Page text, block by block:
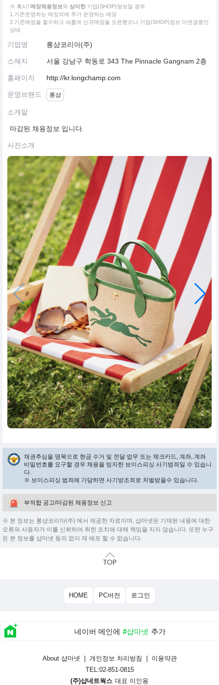
※ 혹시! 매장채용정보와 상이한 기업(SHOP)정보일 경우
1.기존운영하는 매장외에 추가 운영하는 매장
2.기존매장을 철수하고 새롭게 신규매장을 오픈했으나 기업(SHOP)정보 미변경중인
상태
기업명 롱샴코리아(주)
소재지 서울 강남구 학동로 343 The Pinnacle Gangnam 2층
홈페이지 http://kr.longchamp.com
운영브랜드 롱샴
소개말
마감된 채용정보 입니다.
사진소개
채권추심을 명목으로 현금 수거 및 전달 업무 또는 체크카드, 계좌, 계좌
비밀번호를 요구할 경우 채용을 빙자한 보이스피싱 사기범죄일 수 있습니
다.
※ 보이스피싱 범죄에 가담하면 사기방조죄로 처벌받을수 있습니다.
부적합 공고/마감된 채용정보 신고
※ 본 정보는 롱샴코리아(주) 에서 제공한 자료이며, 샵마넷은 기재된 내용에 대한
오류와 사용자가 이를 신뢰하여 취한 조치에 대해 책임을 지지 않습니다. 또한 누구
든 본 정보를 샵마넷 동의 없이 재 배포 할 수 없습니다.
HOME PC버전 로그인
네이버 메인에 #샵마넷 추가
About 샵마넷 개인정보 처리방침
이용약관
TEL:02-851-0815
(주)샵네트웍스 대표 이인용